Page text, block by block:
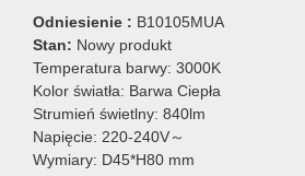
Odniesienie : B10105MUA
Stan: Nowy produkt
Temperatura barwy: 3000K
Kolor światła: Barwa Ciepła
Strumień świetlny: 840lm
Napięcie: 220-240V～
Wymiary: D45*H80 mm